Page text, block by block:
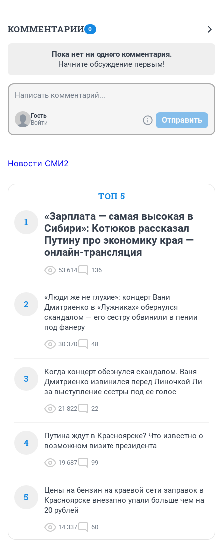
КОММЕНТАРИИ 0
Пока нет ни одного комментария.
Начните обсуждение первым!
Гость
Войти
Отправить
Новости СМИ2
ТОП 5
1
«Зарплата — самая высокая в
Сибири»: Котюков рассказал
Путину про экономику края —
онлайн-трансляция
53 614 136
2
«Люди же не глухие»: концерт Вани
Дмитриенко в «Лужниках» обернулся
скандалом — его сестру обвинили в пении
под фанеру
30 370 48
3
Когда концерт обернулся скандалом. Ваня
Дмитриенко извинился перед Линочкой Ли
за выступление сестры под ее голос
21 822 22
4
Путина ждут в Красноярске? Что известно о
возможном визите президента
19 687 99
5
Цены на бензин на краевой сети заправок в
Красноярске внезапно упали больше чем на
20 рублей
14 337 60